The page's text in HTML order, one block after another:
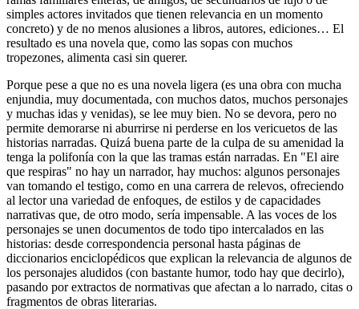
simples actores invitados que tienen relevancia en un momento
concreto) y de no menos alusiones a libros, autores, ediciones… El
resultado es una novela que, como las sopas con muchos
tropezones, alimenta casi sin querer.
Porque pese a que no es una novela ligera (es una obra con mucha
enjundia, muy documentada, con muchos datos, muchos personajes
y muchas idas y venidas), se lee muy bien. No se devora, pero no
permite demorarse ni aburrirse ni perderse en los vericuetos de las
historias narradas. Quizá buena parte de la culpa de su amenidad la
tenga la polifonía con la que las tramas están narradas. En "El aire
que respiras" no hay un narrador, hay muchos: algunos personajes
van tomando el testigo, como en una carrera de relevos, ofreciendo
al lector una variedad de enfoques, de estilos y de capacidades
narrativas que, de otro modo, sería impensable. A las voces de los
personajes se unen documentos de todo tipo intercalados en las
historias: desde correspondencia personal hasta páginas de
diccionarios enciclopédicos que explican la relevancia de algunos de
los personajes aludidos (con bastante humor, todo hay que decirlo),
pasando por extractos de normativas que afectan a lo narrado, citas o
fragmentos de obras literarias.